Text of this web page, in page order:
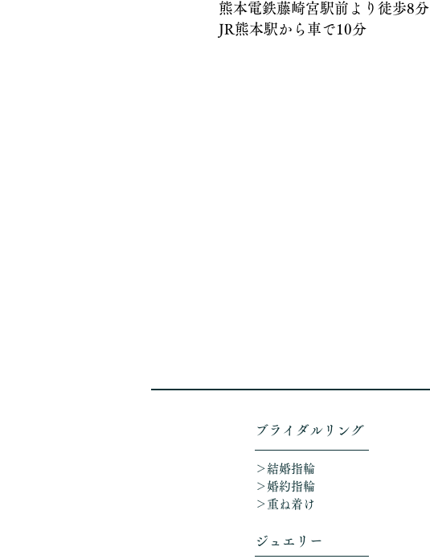
熊本電鉄藤崎宮駅前より徒歩8分
JR熊本駅から車で10分
​ブライダルリング
＞結婚指輪
＞婚約指輪
＞重ね着け​
ジュエリー